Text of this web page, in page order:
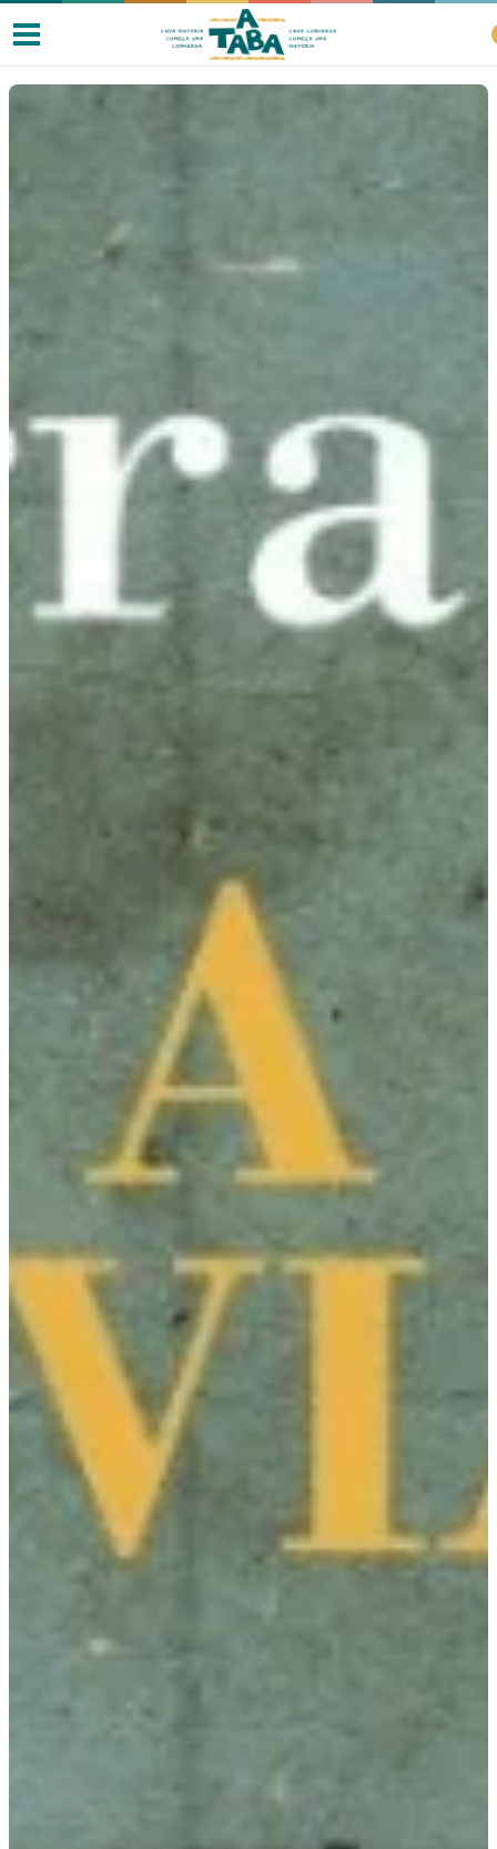
Resenhas
Clube de Leitores
Como ler?
Colunas
Colecionáveis
Taba na Escola